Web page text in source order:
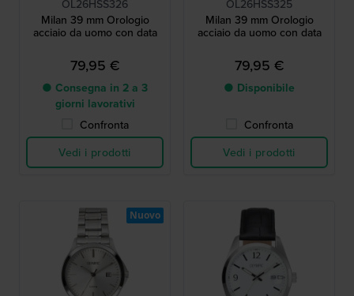
OL26HSS326
Milan 39 mm Orologio
acciaio da uomo con data
79,95 €
● Consegna in 2 a 3
giorni lavorativi
Confronta
Vedi i prodotti
OL26HSS325
Milan 39 mm Orologio
acciaio da uomo con data
79,95 €
● Disponibile
Confronta
Vedi i prodotti
Nuovo